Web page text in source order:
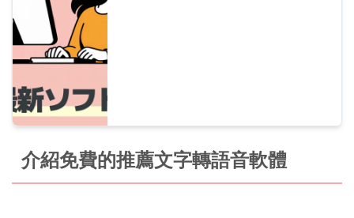
介紹免費的推薦文字轉語音軟體